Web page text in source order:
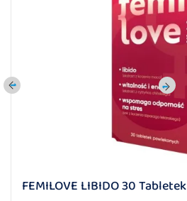
FEMILOVE LIBIDO 30 Tabletek